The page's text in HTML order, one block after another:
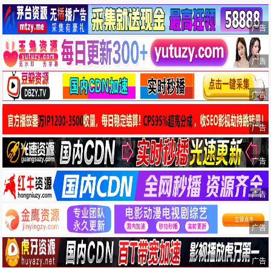
广告
广告
广告
广告
广告
广告
广告
广告